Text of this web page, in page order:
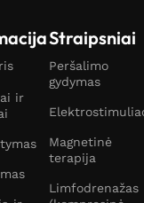
ir
Straipsniai
Peršalimo
gydymas
Magnetinė
terapija
Limfodrenažas